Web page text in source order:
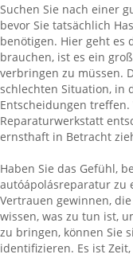
Suchen Sie nach einer
bevor Sie tatsächlich
benötigen. Hier geht es
brauchen, ist es ein
verbringen zu müssen.
schlechten Situation, in
Entscheidungen
Reparaturwerkstatt
ernsthaft in Betracht
Haben Sie das Gefühl,
autóápolásreparatur zu
Vertrauen gewinnen,
wissen, was zu tun ist,
zu bringen, können Sie
identifizieren. Es ist